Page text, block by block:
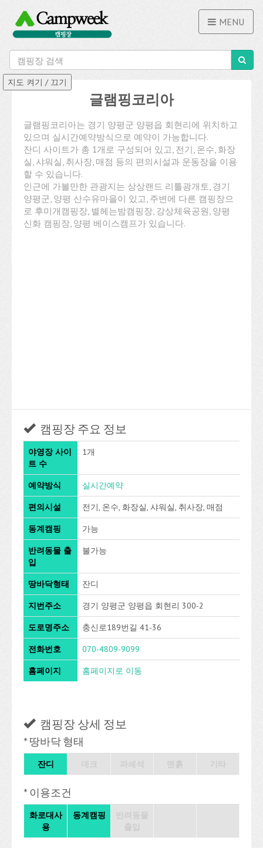
MENU
글램핑코리아
글램핑코리아는 경기 양평군 양평읍 회현리에 위치하고
있으며 실시간예약방식으로 예약이 가능합니다.
잔디 사이트가 총 1개로 구성되어 있고, 전기, 온수, 화장
실, 샤워실, 취사장, 매점 등의 편의시설과 운동장을 이용
할 수 있습니다.
인근에 가볼만한 관광지는 상상랜드 리틀광개토, 경기
양평군, 양평 산수유마을이 있고, 주변에 다른 캠핑장으
로 후미개캠핑장, 별헤는밤캠핑장, 강상체육공원, 양평
신화 캠핑장, 양평 베이스캠프가 있습니다.
캠핑장 주요 정보
야영장 사이
트 수
1개
예약방식 실시간예약
편의시설 전기, 온수, 화장실, 샤워실, 취사장, 매점
동계캠핑 가능
반려동물 출
입
불가능
땅바닥형태 잔디
지번주소 경기 양평군 양평읍 회현리 300-2
도로명주소 충신로189번길 41-36
전화번호 070-4809-9099
홈페이지 홈페이지로 이동
캠핑장 상세 정보
* 땅바닥 형태
잔디
* 이용조건
화로대사
용
동계캠핑